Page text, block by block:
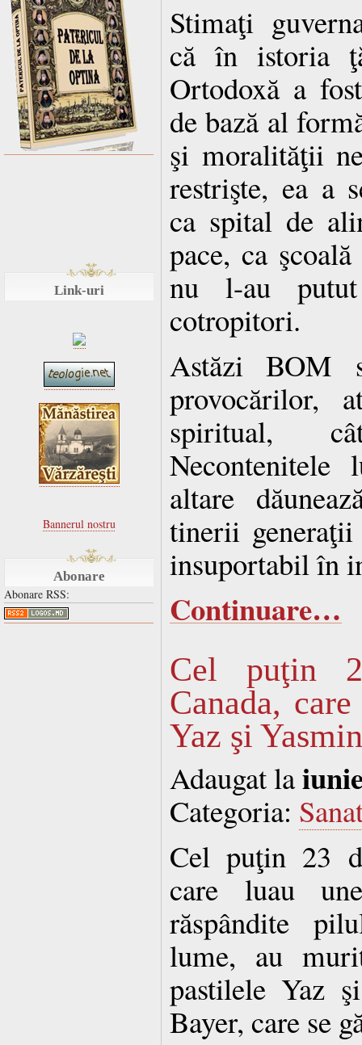
Link-uri
Bannerul nostru
Abonare
Abonare RSS:
Stimaţi
că în istoria
Ortodoxă a
de bază al
şi moralităţii
restrişte, ea a
ca spital de
pace, ca
nu l-au
cotropitori.
Astăzi BOM
provocărilor,
spiritual,
Necontenitele
altare
tinerii generaţii
insuportabil în
Continuare…
Cel puţin
Canada,
Yaz şi
Adaugat la
Categoria:
Cel puţin 23
care luau
răspândite
lume, au
pastilele Yaz
Bayer, care se